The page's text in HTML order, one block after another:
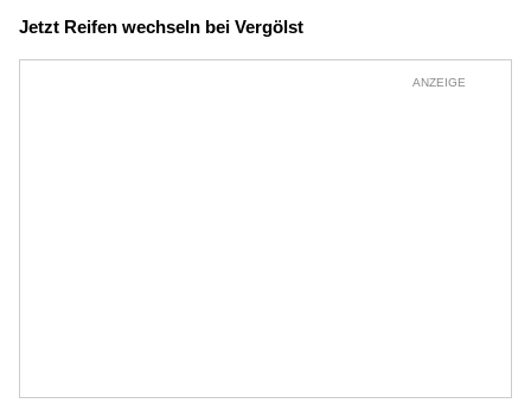
Jetzt Reifen wechseln bei Vergölst
ANZEIGE